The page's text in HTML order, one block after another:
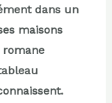
dans un
maisons
romane